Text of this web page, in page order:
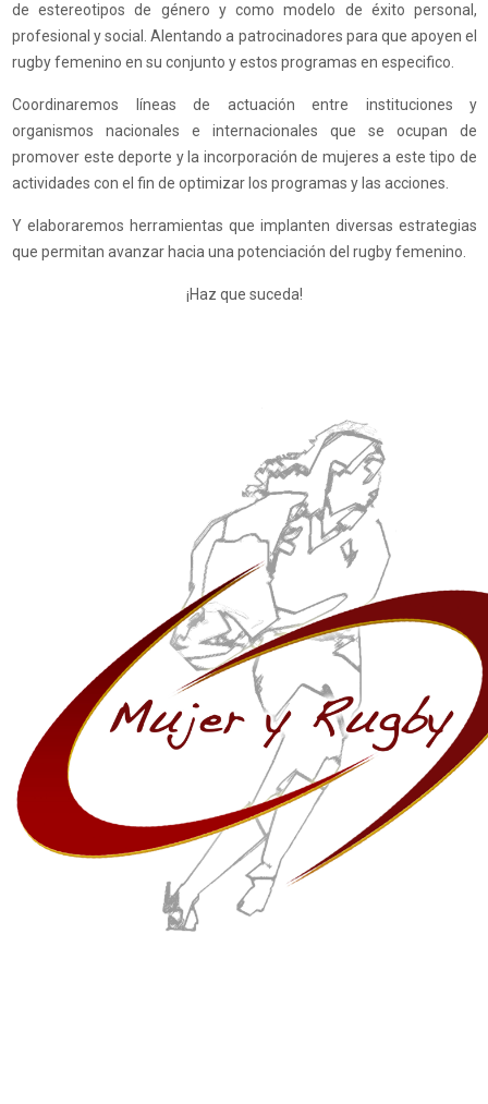
de estereotipos de género y como modelo de éxito personal,
profesional y social. Alentando a patrocinadores para que apoyen el
rugby femenino en su conjunto y estos programas en especifico.
Coordinaremos líneas de actuación entre instituciones y
organismos nacionales e internacionales que se ocupan de
promover este deporte y la incorporación de mujeres a este tipo de
actividades con el fin de optimizar los programas y las acciones.
Y elaboraremos herramientas que implanten diversas estrategias
que permitan avanzar hacia una potenciación del rugby femenino.
¡Haz que suceda!